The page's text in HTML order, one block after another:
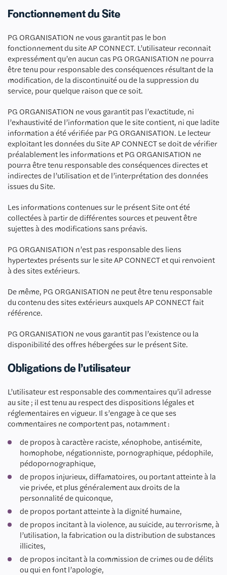
Fonctionnement du Site
PG ORGANISATION ne vous garantit pas le bon
fonctionnement du site AP CONNECT. L’utilisateur reconnait
expressément qu’en aucun cas PG ORGANISATION ne pourra
être tenu pour responsable des conséquences résultant de la
modification, de la discontinuité ou de la suppression du
service, pour quelque raison que ce soit.
PG ORGANISATION ne vous garantit pas l’exactitude, ni
l’exhaustivité de l’information que le site contient, ni que ladite
information a été vérifiée par PG ORGANISATION. Le lecteur
exploitant les données du Site AP CONNECT se doit de vérifier
préalablement les informations et PG ORGANISATION ne
pourra être tenu responsable des conséquences directes et
indirectes de l’utilisation et de l’interprétation des données
issues du Site.
Les informations contenues sur le présent Site ont été
collectées à partir de différentes sources et peuvent être
sujettes à des modifications sans préavis.
PG ORGANISATION n’est pas responsable des liens
hypertextes présents sur le site AP CONNECT et qui renvoient
à des sites extérieurs.
De même, PG ORGANISATION ne peut être tenu responsable
du contenu des sites extérieurs auxquels AP CONNECT fait
référence.
PG ORGANISATION ne vous garantit pas l’existence ou la
disponibilité des offres hébergées sur le présent Site.
Obligations de l’utilisateur
L’utilisateur est responsable des commentaires qu’il adresse
au site ; il est tenu au respect des dispositions légales et
réglementaires en vigueur. Il s’engage à ce que ses
commentaires ne comportent pas, notamment :
de propos à caractère raciste, xénophobe, antisémite,
homophobe, négationniste, pornographique, pédophile,
pédopornographique,
de propos injurieux, diffamatoires, ou portant atteinte à la
vie privée, et plus généralement aux droits de la
personnalité de quiconque,
de propos portant atteinte à la dignité humaine,
de propos incitant à la violence, au suicide, au terrorisme, à
l’utilisation, la fabrication ou la distribution de substances
illicites,
de propos incitant à la commission de crimes ou de délits
ou qui en font l’apologie,